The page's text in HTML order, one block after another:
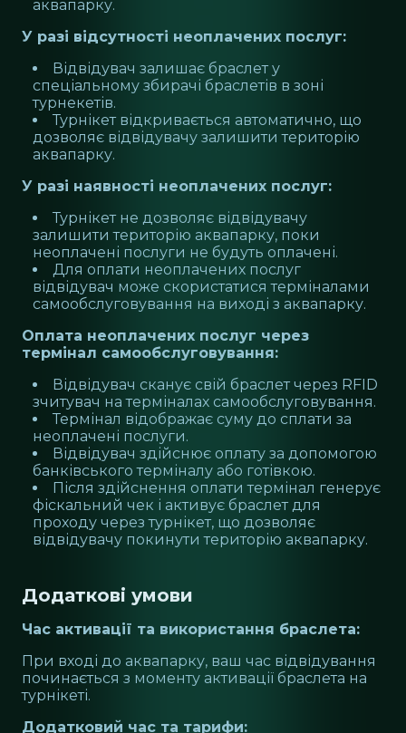
аквапарку.
У разі відсутності неоплачених послуг:
Відвідувач залишає браслет у
спеціальному збирачі браслетів в зоні
турнекетів.
Турнікет відкривається автоматично, що
дозволяє відвідувачу залишити територію
аквапарку.
У разі наявності неоплачених послуг:
Турнікет не дозволяє відвідувачу
залишити територію аквапарку, поки
неоплачені послуги не будуть оплачені.
Для оплати неоплачених послуг
відвідувач може скористатися терміналами
самообслуговування на виході з аквапарку.
Оплата неоплачених послуг через
термінал самообслуговування:
Відвідувач сканує свій браслет через RFID
зчитувач на терміналах самообслуговування.
Термінал відображає суму до сплати за
неоплачені послуги.
Відвідувач здійснює оплату за допомогою
банківського терміналу або готівкою.
Після здійснення оплати термінал генерує
фіскальний чек і активує браслет для
проходу через турнікет, що дозволяє
відвідувачу покинути територію аквапарку.
Додаткові умови
Час активації та використання браслета:
При вході до аквапарку, ваш час відвідування
починається з моменту активації браслета на
турнікеті.
Додатковий час та тарифи: